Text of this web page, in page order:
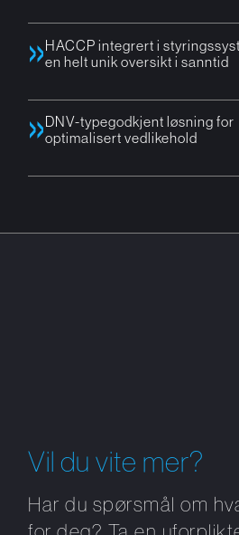
HACCP integrert i
en helt unik oversikt i sanntid
DNV-typegodkjent løsning for
optimalisert vedlikehold
Vil du vite mer?
Har du spørsmål om